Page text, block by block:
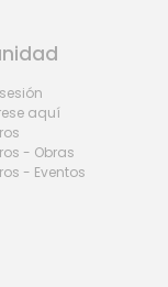
aquí
- Obras
- Eventos